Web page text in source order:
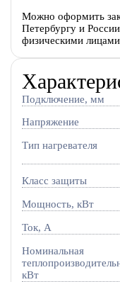
Можно оформить
Петербургу и
физическими
Подключение, мм
Напряжение
Тип нагревателя
Класс защиты
Мощность, кВт
Ток, A
Номинальная
кВт